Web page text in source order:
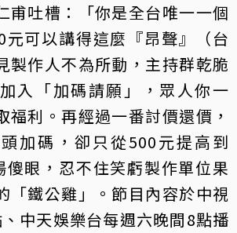
甫吐槽：「你是全台唯一一個
元可以講得這麼『昂聲』（台
製作人不為所動，主持群乾脆
入「加碼請願」，眾人你一
福利。再經過一番討價還價，
加碼，卻只從500元提高到
傻眼，忍不住笑虧製作單位果
「鐵公雞」。節目內容於中視
中天娛樂台每週六晚間8點播